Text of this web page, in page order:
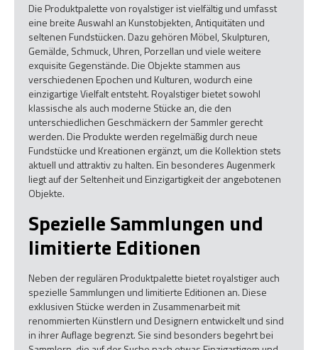
Die Produktpalette von royalstiger ist vielfältig und umfasst
eine breite Auswahl an Kunstobjekten, Antiquitäten und
seltenen Fundstücken. Dazu gehören Möbel, Skulpturen,
Gemälde, Schmuck, Uhren, Porzellan und viele weitere
exquisite Gegenstände. Die Objekte stammen aus
verschiedenen Epochen und Kulturen, wodurch eine
einzigartige Vielfalt entsteht. Royalstiger bietet sowohl
klassische als auch moderne Stücke an, die den
unterschiedlichen Geschmäckern der Sammler gerecht
werden. Die Produkte werden regelmäßig durch neue
Fundstücke und Kreationen ergänzt, um die Kollektion stets
aktuell und attraktiv zu halten. Ein besonderes Augenmerk
liegt auf der Seltenheit und Einzigartigkeit der angebotenen
Objekte.
Spezielle Sammlungen und
limitierte Editionen
Neben der regulären Produktpalette bietet royalstiger auch
spezielle Sammlungen und limitierte Editionen an. Diese
exklusiven Stücke werden in Zusammenarbeit mit
renommierten Künstlern und Designern entwickelt und sind
in ihrer Auflage begrenzt. Sie sind besonders begehrt bei